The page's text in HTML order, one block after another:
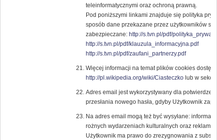
teleinformatycznymi oraz ochroną prawną.
Pod poniższymi linkami znajduje się polityka
sposób dane przekazane przez użytkowników
zabezpieczane: http://s.tvn.pl/pdf/
http://s.tvn.pl/pdf/klauzula_informacyjna.pdf
http://s.tvn.pl/pdf/zaufani_partnerzy.pdf
Więcej informacji na temat plików cookies
http://pl.wikipedia.org/wiki/Ciasteczkolub w sekcji
Adres email jest wykorzystywany dla
przesłania nowego hasła, gdyby Użytkownik
Na adres email mogą też być wysyłane:
rożnych wydarzeniach kulturalnych oraz reklamy
Użytkownik ma prawo do zrezygnowania z